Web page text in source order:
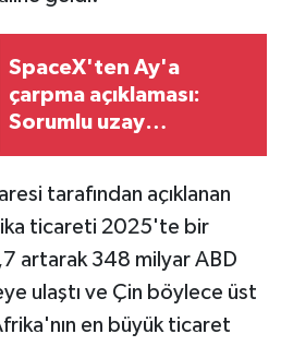
SpaceX'ten Ay'a
çarpma açıklaması:
Sorumlu uzay
tarafından açıklanan
ticareti 2025'te bir
artarak 348 milyar ABD
ulaştı ve Çin böylece üst
en büyük ticaret